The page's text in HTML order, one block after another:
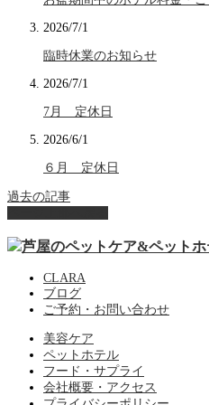
2026/7/1
臨時休業のお知らせ
2026/7/1
7月 定休日
2026/6/1
６月 定休日
過去の記事
CLARA
ブログ
ご予約・お問い合わせ
美容ケア
ペットホテル
フード・サプライ
会社概要・アクセス